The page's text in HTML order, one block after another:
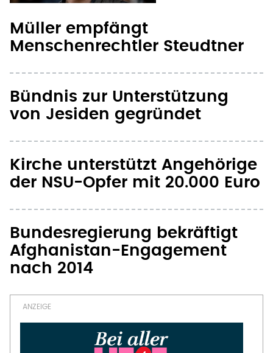
Müller empfängt
Menschenrechtler Steudtner
Bündnis zur Unterstützung
von Jesiden gegründet
Kirche unterstützt Angehörige
der NSU-Opfer mit 20.000 Euro
Bundesregierung bekräftigt
Afghanistan-Engagement
nach 2014